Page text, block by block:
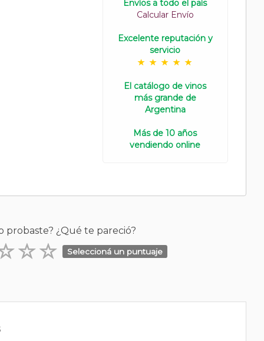
Envíos a todo el país
Calcular Envío
Excelente reputación y
servicio
El catálogo de vinos
más grande de
Argentina
Más de 10 años
vendiendo online
probaste? ¿Qué te pareció?
Seleccioná un puntuaje